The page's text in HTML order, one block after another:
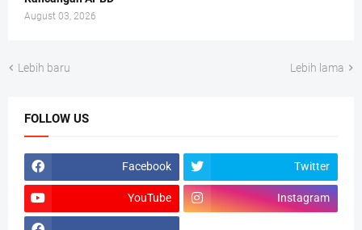
August 03, 2026
Lebih baru Lebih lama
FOLLOW US
Facebook Twitter
YouTube Instagram